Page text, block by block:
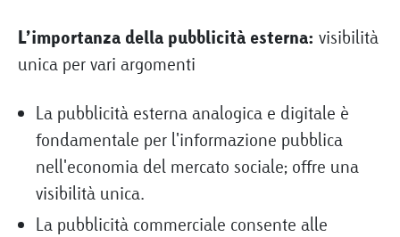
L’importanza della pubblicità esterna: visibilità
unica per vari argomenti
La pubblicità esterna analogica e digitale è
fondamentale per l'informazione pubblica
nell'economia del mercato sociale; offre una
visibilità unica.
La pubblicità commerciale consente alle